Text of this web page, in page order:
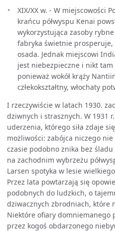
XIX/XX w. - W miejscowości
krańcu półwyspu Kenai
wykorzystująca zasoby
fabryka świetnie prosperuje,
osada. Jednak miejscowi
jest niebezpieczne i nikt
ponieważ wokół krąży
człekokształtny, włochaty
I rzeczywiście w latach 1930.
dziwnych i strasznych. W 1931
uderzenia, którego siła zdaje
możliwości: zabójca niczego nie
czasie podobno znika bez
na zachodnim wybrzeżu
Larsen spotyka w lesie
Przez lata powtarzają się
podobnych do ludzkich, o
dziwacznych zbrodniach, które
Niektóre ofiary domniemanego
przez kogoś obdarzonego